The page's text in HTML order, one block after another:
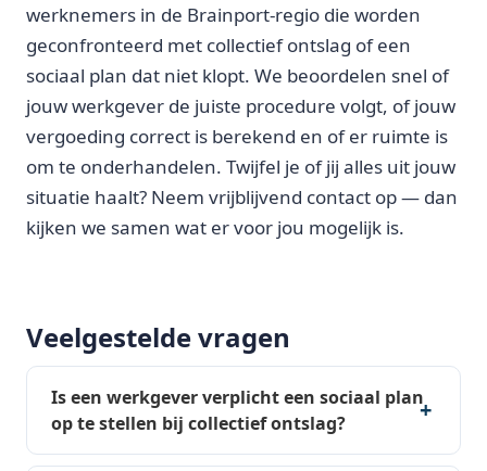
werknemers in de Brainport-regio die worden
geconfronteerd met collectief ontslag of een
sociaal plan dat niet klopt. We beoordelen snel of
jouw werkgever de juiste procedure volgt, of jouw
vergoeding correct is berekend en of er ruimte is
om te onderhandelen. Twijfel je of jij alles uit jouw
situatie haalt? Neem vrijblijvend contact op — dan
kijken we samen wat er voor jou mogelijk is.
Veelgestelde vragen
Is een werkgever verplicht een sociaal plan
op te stellen bij collectief ontslag?